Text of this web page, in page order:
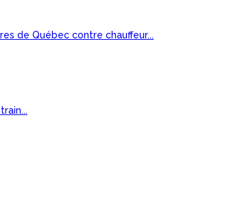
de Québec contre chauffeur...